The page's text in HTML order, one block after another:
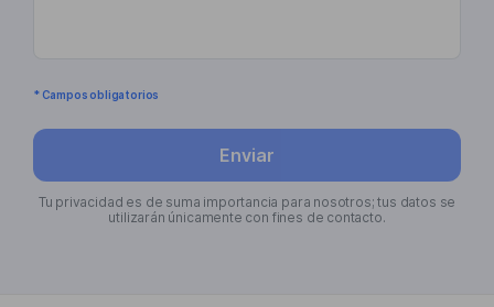
* Campos obligatorios
Enviar
Tu privacidad es de suma importancia para nosotros; tus datos se
utilizarán únicamente con fines de contacto.